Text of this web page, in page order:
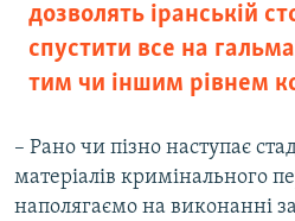
дозволять іранській
спустити все на
тим чи іншим рівнем
– Рано чи пізно наступає
матеріалів кримінального
наполягаємо на виконанні